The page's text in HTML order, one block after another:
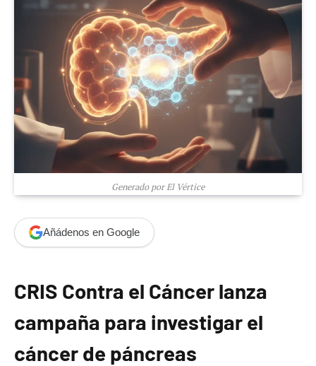
Generado por El Vértice
Añádenos en Google
CRIS Contra el Cáncer lanza
campaña para investigar el
cáncer de páncreas